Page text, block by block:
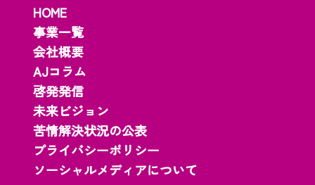
HOME
事業一覧
会社概要
AJコラム
啓発発信
未来ビジョン
苦情解決状況の公表
プライバシーポリシー
ソーシャルメディアについて